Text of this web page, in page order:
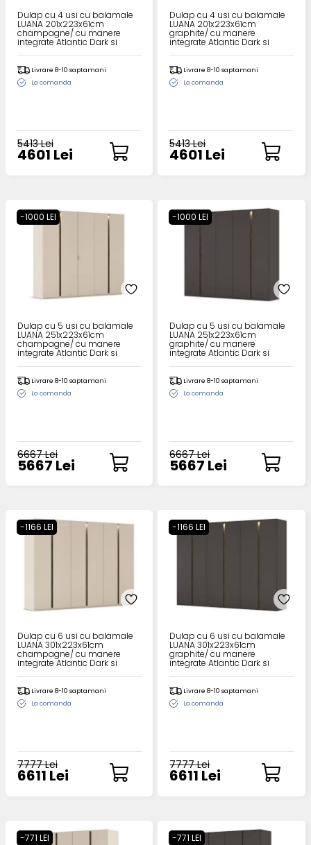
Dulap cu 4 usi cu balamale
LUANA 201x223x61cm
champagne/ cu manere
integrate Atlantic Dark si
Livrare 8-10 saptamani
La comanda
5413 Lei
4601 Lei
Dulap cu 4 usi cu balamale
LUANA 201x223x61cm
graphite/ cu manere
integrate Atlantic Dark si
Livrare 8-10 saptamani
La comanda
5413 Lei
4601 Lei
-1000 LEI
Dulap cu 5 usi cu balamale
LUANA 251x223x61cm
champagne/ cu manere
integrate Atlantic Dark si
sistem de iluminare
Livrare 8-10 saptamani
La comanda
6667 Lei
5667 Lei
-1000 LEI
Dulap cu 5 usi cu balamale
LUANA 251x223x61cm
graphite/ cu manere
integrate Atlantic Dark si
sistem de iluminare
Livrare 8-10 saptamani
La comanda
6667 Lei
5667 Lei
-1166 LEI
Dulap cu 6 usi cu balamale
LUANA 301x223x61cm
champagne/ cu manere
integrate Atlantic Dark si
sistem de iluminare
Livrare 8-10 saptamani
La comanda
7777 Lei
6611 Lei
-1166 LEI
Dulap cu 6 usi cu balamale
LUANA 301x223x61cm
graphite/ cu manere
integrate Atlantic Dark si
sistem de iluminare
Livrare 8-10 saptamani
La comanda
7777 Lei
6611 Lei
-771 LEI -771 LEI